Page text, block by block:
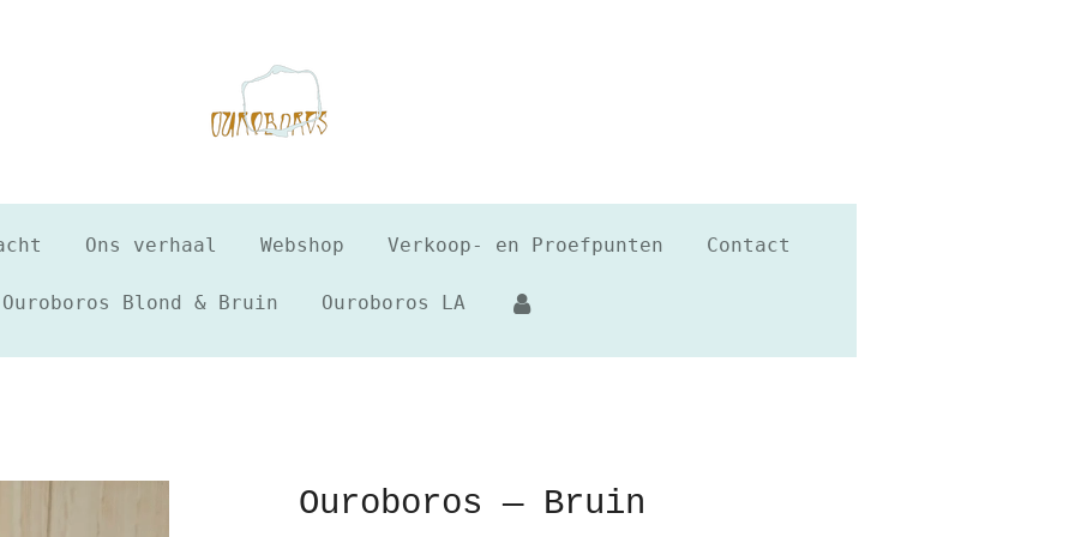
Ons verhaal Webshop Verkoop- en Proefpunten Contact
Ouroboros Blond & Bruin Ouroboros LA
Ouroboros — Bruin